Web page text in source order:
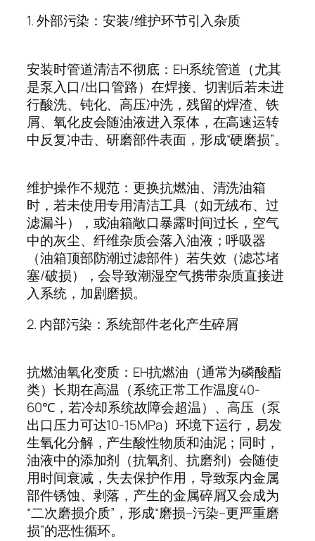
1.外部污染：安装/维护环节引入杂质
安装时管道清洁不彻底： EH系统管道（尤其
是泵入口/出口管路）在焊接、切割后若未进
行酸洗、钝化、高压冲洗，残留的焊渣、铁
屑、氧化皮会随油液进入泵体，在高速运转
中反复冲击、研磨部件表面，形成“硬磨损”。
维护操作不规范：更换抗燃油、清洗油箱
时，若未使用专用清洁工具（如无绒布、过
滤漏斗），或油箱敞口暴露时间过长，空气
中的灰尘、纤维杂质会落入油液；呼吸器
（油箱顶部防潮过滤部件）若失效（滤芯堵
塞/破损），会导致潮湿空气携带杂质直接进
入系统，加剧磨损。
2. 内部污染：系统部件老化产生碎屑
抗燃油氧化变质： EH抗燃油（通常为磷酸酯
类）长期在高温（系统正常工作温度40-
60℃，若冷却系统故障会超温）、高压（泵
出口压力可达10-15MPa）环境下运行，易发
生氧化分解，产生酸性物质和油泥；同时，
油液中的添加剂（抗氧剂、抗磨剂）会随使
用时间衰减，失去保护作用，导致泵内金属
部件锈蚀、剥落，产生的金属碎屑又会成为
“二次磨损介质” ，形成“磨损–污染–更严重磨
损”的恶性循环。